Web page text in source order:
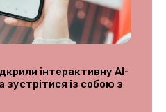
інтерактивну AI-
зустрітися із собою з